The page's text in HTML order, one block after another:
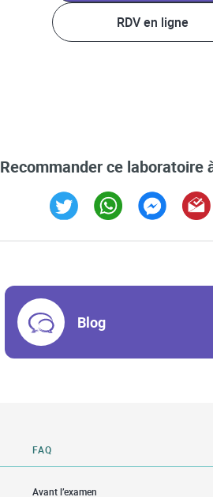
RDV en ligne
Recommander ce laboratoire
Blog
FAQ
Avant l’examen